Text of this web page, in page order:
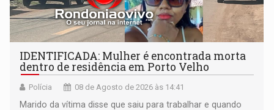
IDENTIFICADA: Mulher é encontrada morta
dentro de residência em Porto Velho
Polícia 08 de Agosto de 2026 às 14:41
Marido da vítima disse que saiu para trabalhar e quando